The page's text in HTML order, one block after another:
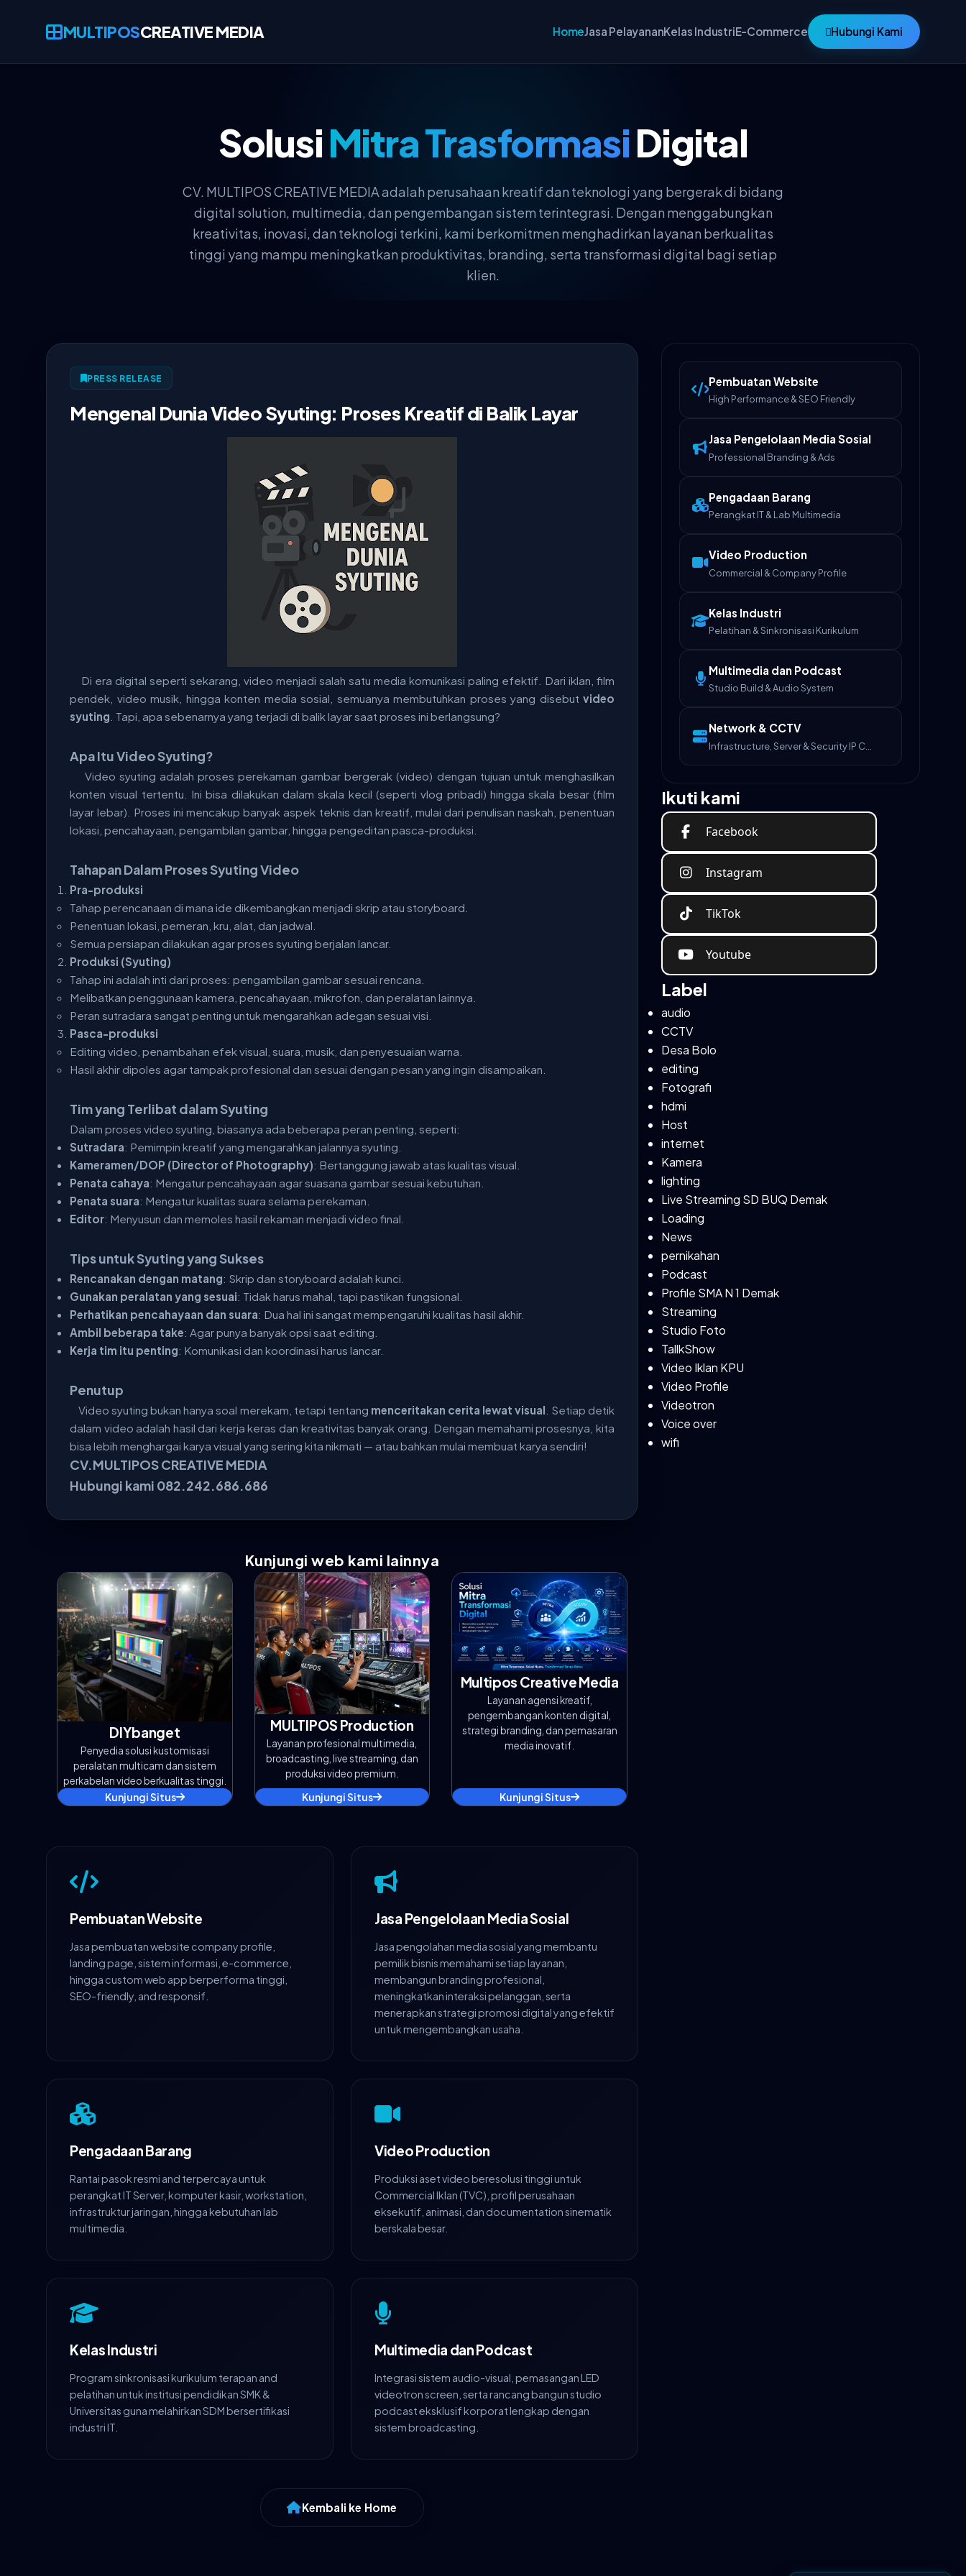
MULTIPOSCREATIVE MEDIA HomeJasa PelayananKelas IndustriE-Commerce Hubungi Kami
SolusiMitra TrasformasiDigital
CV. MULTIPOS CREATIVE MEDIA adalah perusahaan kreatif dan teknologi yang bergerak di bidang
digital solution, multimedia, dan pengembangan sistem terintegrasi. Dengan menggabungkan
kreativitas, inovasi, dan teknologi terkini, kami berkomitmen menghadirkan layanan berkualitas
tinggi yang mampu meningkatkan produktivitas, branding, serta transformasi digital bagi setiap
klien.
PRESS RELEASE
Mengenal Dunia Video Syuting: Proses Kreatif di Balik Layar
Di era digital seperti sekarang, video menjadi salah satu media komunikasi paling efektif. Dari iklan, film
pendek, video musik, hingga konten media sosial, semuanya membutuhkan proses yang disebut video
syuting . Tapi, apa sebenarnya yang terjadi di balik layar saat proses ini berlangsung?
Apa Itu Video Syuting?
Video syuting adalah proses perekaman gambar bergerak (video) dengan tujuan untuk menghasilkan
konten visual tertentu. Ini bisa dilakukan dalam skala kecil (seperti vlog pribadi) hingga skala besar (film
layar lebar). Proses ini mencakup banyak aspek teknis dan kreatif, mulai dari penulisan naskah, penentuan
lokasi, pencahayaan, pengambilan gambar, hingga pengeditan pasca-produksi.
Tahapan Dalam Proses Syuting Video
Pra-produksi
Tahap perencanaan di mana ide dikembangkan menjadi skrip atau storyboard.
Penentuan lokasi, pemeran, kru, alat, dan jadwal.
Semua persiapan dilakukan agar proses syuting berjalan lancar.
Produksi (Syuting)
Tahap ini adalah inti dari proses: pengambilan gambar sesuai rencana.
Melibatkan penggunaan kamera, pencahayaan, mikrofon, dan peralatan lainnya.
Peran sutradara sangat penting untuk mengarahkan adegan sesuai visi.
Pasca-produksi
Editing video, penambahan efek visual, suara, musik, dan penyesuaian warna.
Hasil akhir dipoles agar tampak profesional dan sesuai dengan pesan yang ingin disampaikan.
Tim yang Terlibat dalam Syuting
Dalam proses video syuting, biasanya ada beberapa peran penting, seperti:
Sutradara: Pemimpin kreatif yang mengarahkan jalannya syuting.
Kameramen/DOP (Director of Photography): Bertanggung jawab atas kualitas visual.
Penata cahaya: Mengatur pencahayaan agar suasana gambar sesuai kebutuhan.
Penata suara: Mengatur kualitas suara selama perekaman.
Editor: Menyusun dan memoles hasil rekaman menjadi video final.
Tips untuk Syuting yang Sukses
Rencanakan dengan matang: Skrip dan storyboard adalah kunci.
Gunakan peralatan yang sesuai: Tidak harus mahal, tapi pastikan fungsional.
Perhatikan pencahayaan dan suara: Dua hal ini sangat mempengaruhi kualitas hasil akhir.
Ambil beberapa take: Agar punya banyak opsi saat editing.
Kerja tim itu penting: Komunikasi dan koordinasi harus lancar.
Penutup
Video syuting bukan hanya soal merekam, tetapi tentang menceritakan cerita lewat visual . Setiap detik
dalam video adalah hasil dari kerja keras dan kreativitas banyak orang. Dengan memahami prosesnya, kita
bisa lebih menghargai karya visual yang sering kita nikmati — atau bahkan mulai membuat karya sendiri!
CV.MULTIPOS CREATIVE MEDIA
Hubungi kami 082.242.686.686
Kunjungi web kami lainnya
DIYbanget
Penyedia solusi kustomisasi
peralatan multicam dan sistem
perkabelan video berkualitas tinggi.
Kunjungi Situs
MULTIPOS Production
Layanan profesional multimedia,
broadcasting, live streaming, dan
produksi video premium.
Kunjungi Situs
Multipos Creative Media
Layanan agensi kreatif,
pengembangan konten digital,
strategi branding, dan pemasaran
media inovatif.
Kunjungi Situs
Pembuatan Website
Jasa pembuatan website company profile,
landing page, sistem informasi, e-commerce,
hingga custom web app berperforma tinggi,
SEO-friendly, and responsif.
Jasa Pengelolaan Media Sosial
Jasa pengolahan media sosial yang membantu
pemilik bisnis memahami setiap layanan,
membangun branding profesional,
meningkatkan interaksi pelanggan, serta
menerapkan strategi promosi digital yang efektif
untuk mengembangkan usaha.
Pengadaan Barang
Rantai pasok resmi and terpercaya untuk
perangkat IT Server, komputer kasir, workstation,
infrastruktur jaringan, hingga kebutuhan lab
multimedia.
Video Production
Produksi aset video beresolusi tinggi untuk
Commercial Iklan (TVC), profil perusahaan
eksekutif, animasi, dan documentation sinematik
berskala besar.
Kelas Industri
Program sinkronisasi kurikulum terapan and
pelatihan untuk institusi pendidikan SMK &
Universitas guna melahirkan SDM bersertifikasi
industri IT.
Multimedia dan Podcast
Integrasi sistem audio-visual, pemasangan LED
videotron screen, serta rancang bangun studio
podcast eksklusif korporat lengkap dengan
sistem broadcasting.
Kembali ke Home
Pembuatan Website
High Performance & SEO Friendly
Jasa Pengelolaan Media Sosial
Professional Branding & Ads
Pengadaan Barang
Perangkat IT & Lab Multimedia
Video Production
Commercial & Company Profile
Kelas Industri
Pelatihan & Sinkronisasi Kurikulum
Multimedia dan Podcast
Studio Build & Audio System
Network & CCTV
Ikuti kami
Facebook
Instagram
TikTok
Youtube
Label
audio
CCTV
Desa Bolo
editing
Fotografi
hdmi
Host
internet
Kamera
lighting
Live Streaming SD BUQ Demak
Loading
News
pernikahan
Podcast
Profile SMA N 1 Demak
Streaming
Studio Foto
TallkShow
Video Iklan KPU
Video Profile
Videotron
Voice over
wifi